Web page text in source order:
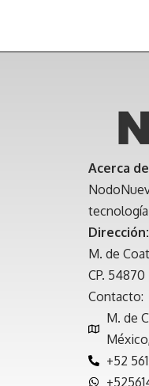
Acerca
Dirección:
M. de
CP. 54870
Contacto:
M. de
+52